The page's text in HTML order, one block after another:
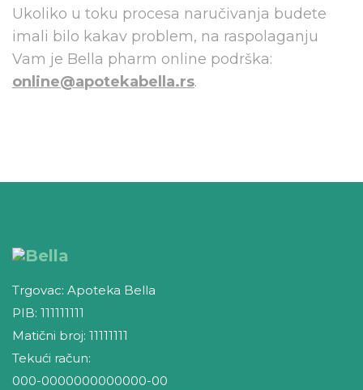
Ukoliko u toku procesa naručivanja budete
imali bilo kakav problem, na raspolaganju
Vam je Bella pharm online podrška:
online@apotekabella.rs.
Trgovac: Apoteka Bella
PIB: 111111111
Matični broj: 11111111
Tekući račun:
000-0000000000000-00